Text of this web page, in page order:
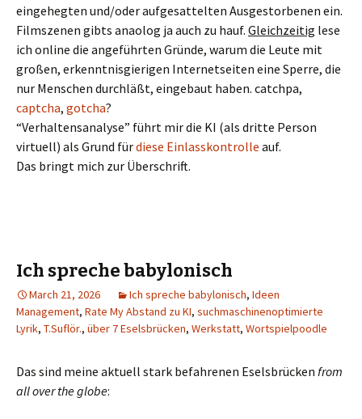
eingehegten und/oder aufgesattelten Ausgestorbenen ein.
Filmszenen gibts anaolog ja auch zu hauf. Gleichzeitig lese
ich online die angeführten Gründe, warum die Leute mit
großen, erkenntnisgierigen Internetseiten eine Sperre, die
nur Menschen durchläßt, eingebaut haben. catchpa,
captcha, gotcha?
“Verhaltensanalyse” führt mir die KI (als dritte Person
virtuell) als Grund fürdiese Einlasskontrolle auf.
Das bringt mich zur Überschrift.
Ich spreche babylonisch
March 21, 2026 Ich spreche babylonisch, Ideen
Management, Rate My Abstand zu KI, suchmaschinenoptimierte
Lyrik, T.Suflör., über 7 Eselsbrücken, Werkstatt, Wortspielpoodle
Das sind meine aktuell stark befahrenen Eselsbrücken from
all over the globe: